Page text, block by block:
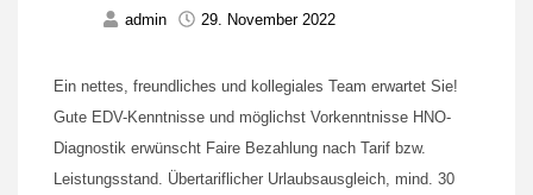
admin 29. November 2022
Ein nettes, freundliches und kollegiales Team erwartet Sie!
Gute EDV-Kenntnisse und möglichst Vorkenntnisse HNO-
Diagnostik erwünscht Faire Bezahlung nach Tarif bzw.
Leistungsstand. Übertariflicher Urlaubsausgleich, mind. 30